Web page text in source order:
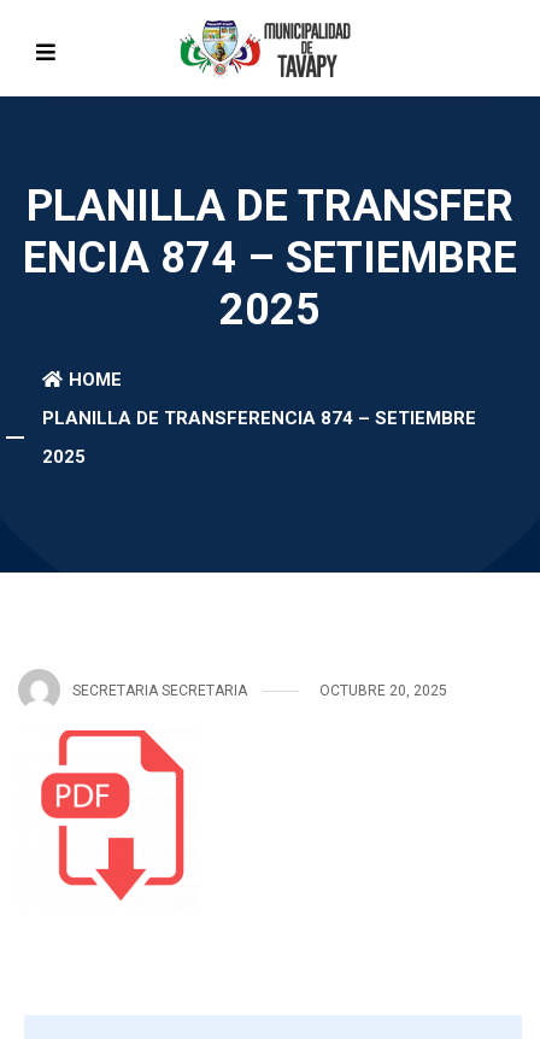
PLANILLA DE TRANSFER
ENCIA 874 – SETIEMBRE
2025
HOME
PLANILLA DE TRANSFERENCIA 874 – SETIEMBRE
2025
SECRETARIA SECRETARIA OCTUBRE 20, 2025